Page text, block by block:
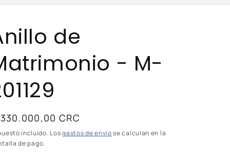
de
- M-
CRC
incluido. Losgastos de envíose calculan en la
de pago.